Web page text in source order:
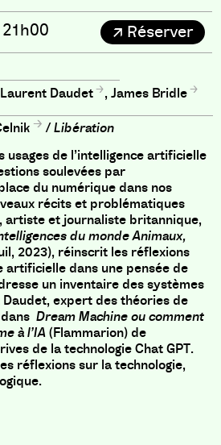
Réserver
Laurent Daudet ,James Bridle
/Libération
usages de l’intelligence artificielle
soulevées par
du numérique dans nos
récits et problématiques
artiste et journaliste britannique,
du monde Animaux,
2023), réinscrit les réflexions
artificielle dans une pensée de
un inventaire des systèmes
Daudet, expert des théories de
Dream Machine ou comment
à l’IA(Flammarion) de
de la technologie Chat GPT.
réflexions sur la technologie,